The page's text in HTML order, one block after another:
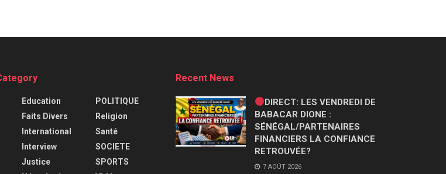
Education
Faits Divers
International
Interview
Justice
POLITIQUE
Religion
Santé
SOCIETE
SPORTS
Recent News
DIRECT: LES VENDREDI DE
BABACAR DIONE :
SÉNÉGAL/PARTENAIRES
FINANCIERS LA CONFIANCE
RETROUVÉE?
7 AOÛT 2026